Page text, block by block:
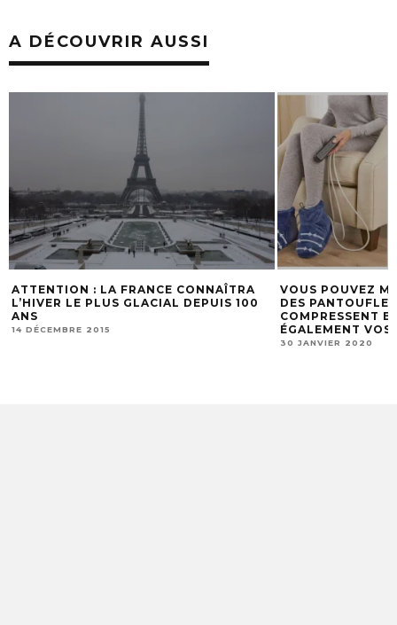
A DÉCOUVRIR AUSSI
ATTENTION : LA FRANCE CONNAÎTRA
L’HIVER LE PLUS GLACIAL DEPUIS 100
ANS
14 DÉCEMBRE 2015
VOUS POUVEZ
DES
COMPRESSENT
ÉGALEMENT VOS
30 JANVIER 2020